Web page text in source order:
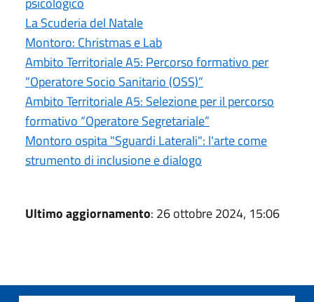
La Scuderia del Natale
Montoro: Christmas e Lab
Ambito Territoriale A5: Percorso formativo per
“Operatore Socio Sanitario (OSS)”
Ambito Territoriale A5: Selezione per il percorso
formativo “Operatore Segretariale”
Montoro ospita "Sguardi Laterali": l'arte come
strumento di inclusione e dialogo
Ultimo aggiornamento: 26 ottobre 2024, 15:06